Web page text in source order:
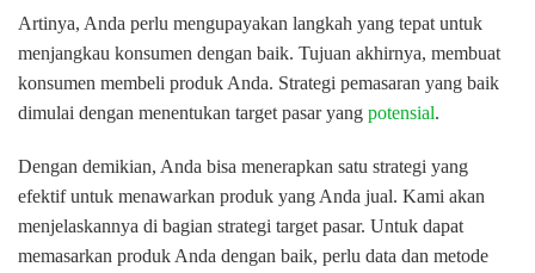
‌Artinya,‌ ‌Anda‌ ‌perlu‌ ‌mengupayakan‌ ‌langkah‌ ‌yang‌ ‌tepat‌ ‌untuk‌
‌menjangkau‌ ‌konsumen‌ ‌dengan‌ ‌baik.‌ ‌Tujuan‌ ‌akhirnya,‌ ‌membuat‌
‌konsumen‌ ‌membeli‌ ‌produk‌ ‌Anda.‌ Strategi‌ ‌pemasaran‌ ‌yang‌ ‌baik‌
‌dimulai‌ ‌dengan‌ ‌menentukan‌ ‌target‌ ‌pasar‌ ‌yang‌ ‌ potensial.‌
‌Dengan‌ ‌demikian,‌ ‌Anda‌ ‌bisa‌ ‌menerapkan‌ ‌satu‌ ‌strategi‌ ‌yang‌
‌efektif‌ ‌untuk‌ ‌menawarkan‌ ‌produk‌ ‌yang‌ ‌Anda‌ ‌jual.‌ ‌Kami‌ ‌akan‌
‌menjelaskannya‌ ‌di‌ ‌bagian‌ ‌strategi‌ ‌target‌ ‌pasar.‌ Untuk‌ ‌dapat‌‌
memasarkan‌ ‌produk‌ ‌Anda‌ ‌dengan‌ ‌baik‌,‌ ‌perlu‌ ‌data‌ ‌dan‌ ‌metode‌